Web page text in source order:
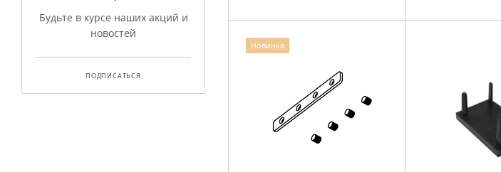
Новинка
Будьте в курсе наших акций и
новостей
ПОДПИСАТЬСЯ